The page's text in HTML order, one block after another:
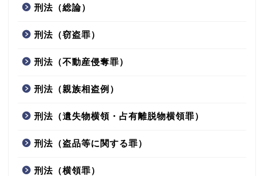
刑法（総論）
刑法（窃盗罪）
刑法（不動産侵奪罪）
刑法（親族相盗例）
刑法（遺失物横領・占有離脱物横領罪）
刑法（盗品等に関する罪）
刑法（横領罪）